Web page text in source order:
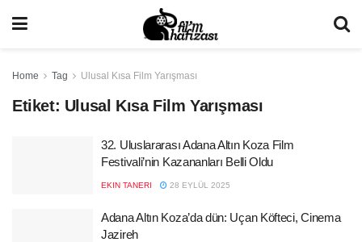
Home Tag Ulusal Kısa Film Yarışması
Etiket: Ulusal Kısa Film Yarışması
32. Uluslararası Adana Altın Koza Film
Festivali’nin Kazananları Belli Oldu
EKIN TANERI 28 EYLÜL 2025
Adana Altın Koza’da dün: Uçan Köfteci, Cinema
Jazireh